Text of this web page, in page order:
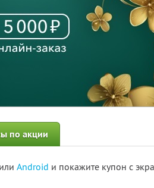
по акции
или Android и покажите купон с